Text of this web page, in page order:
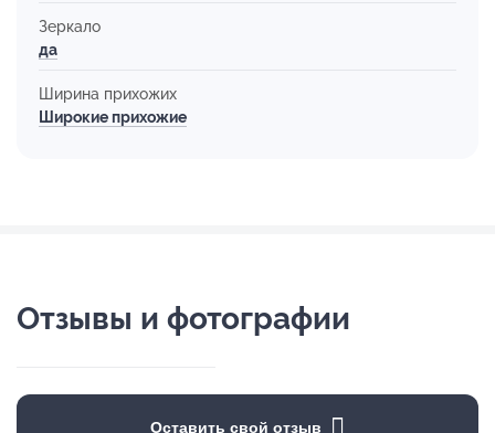
Зеркало
да
Ширина прихожих
Широкие прихожие
Отзывы и фотографии
Оставить свой отзыв